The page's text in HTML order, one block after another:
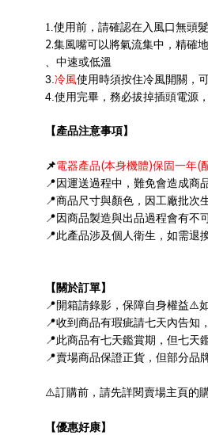
1.使用前，請確認在入風口無頭
2.集風嘴可以將氣流集中，精確
、中速或低溫
3.冷風使用時須按住冷風開關，
4.使用完畢，務必拔掉插頭電源
【產品注意事項】
📌電器產品(本身機體)保固一年(
📍 因運送過程中，難免會造成商
📍商品尺寸與顏色，因工廠批次
📍 因商品製造與出品過程會有不
📍此產品涉及個人衛生，如需退
【關於訂單】
📍開箱請錄影，保障自身權益⚠
📍收到商品有瑕疵請七天內告知
📍此商品有七天鑑賞期，但七天
📍賣場商品保證正貨，但部分品
⚠訂購前，請先詳閱賣場主頁的
【優惠好康】